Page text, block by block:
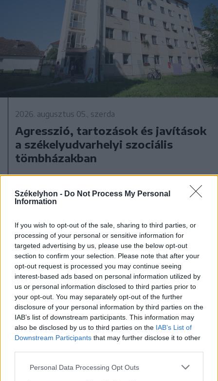
Székelyhon - Do Not Process My Personal
Information
If you wish to opt-out of the sale, sharing to third parties, or
processing of your personal or sensitive information for
targeted advertising by us, please use the below opt-out
section to confirm your selection. Please note that after your
opt-out request is processed you may continue seeing
interest-based ads based on personal information utilized by
us or personal information disclosed to third parties prior to
your opt-out. You may separately opt-out of the further
disclosure of your personal information by third parties on the
IAB’s list of downstream participants. This information may
also be disclosed by us to third parties on the IAB’s List of
Downstream Participants that may further disclose it to other
Personal Data Processing Opt Outs
2026. augusztus 05., szerda
Agresszió, tartozások és javítások
a székelyudvarhelyi szociális
tömbházakban